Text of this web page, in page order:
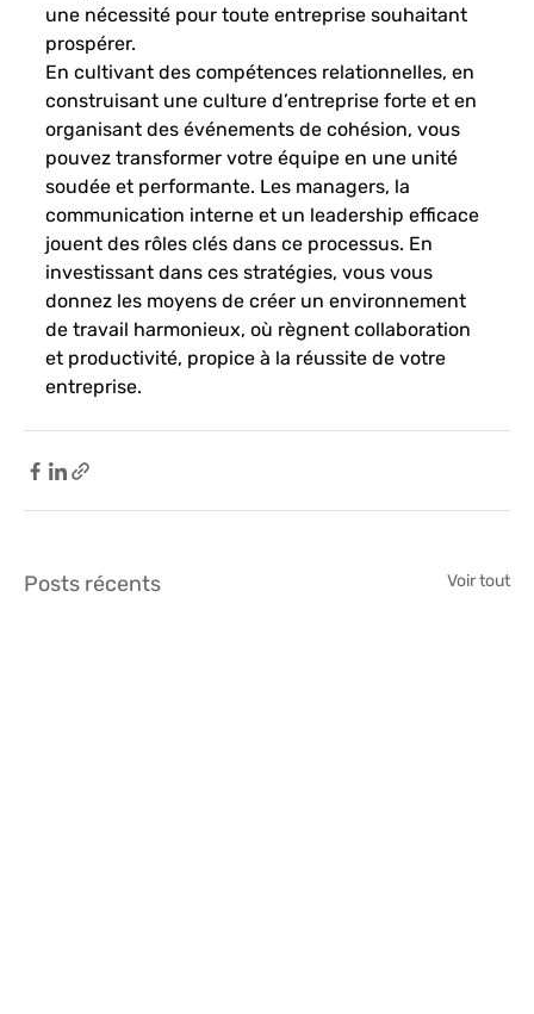
une nécessité pour toute entreprise souhaitant
prospérer.
En cultivant des compétences relationnelles, en
construisant une culture d’entreprise forte et en
organisant des événements de cohésion, vous
pouvez transformer votre équipe en une unité
soudée et performante. Les managers, la
communication interne et un leadership efficace
jouent des rôles clés dans ce processus. En
investissant dans ces stratégies, vous vous
donnez les moyens de créer un environnement
de travail harmonieux, où règnent collaboration
et productivité, propice à la réussite de votre
entreprise.
Posts récents Voir tout